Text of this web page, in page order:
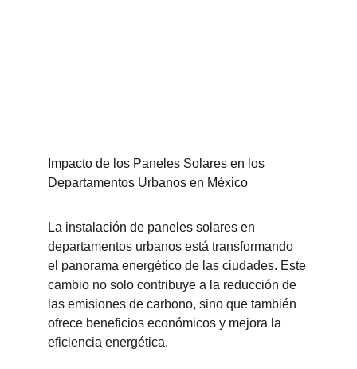
Impacto de los Paneles Solares en los
Departamentos Urbanos en México
La instalación de paneles solares en
departamentos urbanos está transformando
el panorama energético de las ciudades. Este
cambio no solo contribuye a la reducción de
las emisiones de carbono, sino que también
ofrece beneficios económicos y mejora la
eficiencia energética.